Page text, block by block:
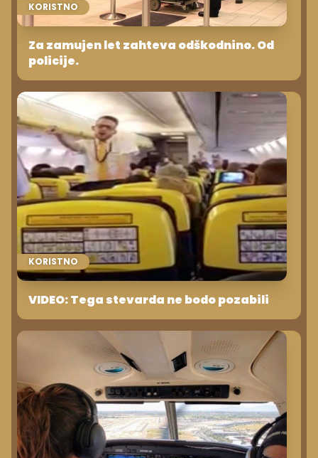
KORISTNO
Za zamujen let zahteva odškodnino. Od
policije.
KORISTNO
VIDEO: Tega stevarda ne bodo pozabili